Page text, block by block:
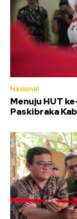
Nasional
Menuju HUT
Paskibraka